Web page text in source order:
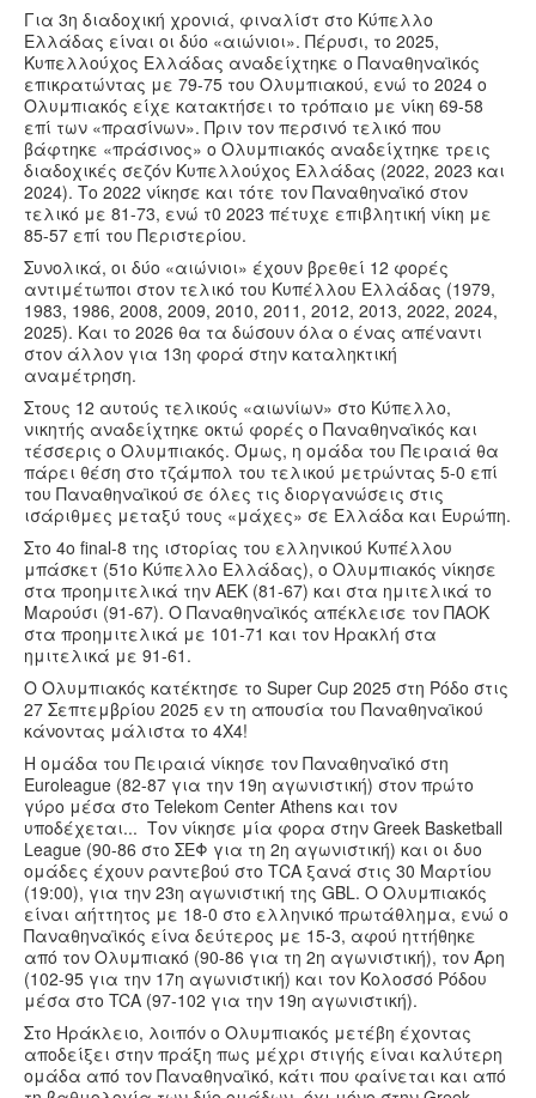
Για 3η διαδοχική χρονιά, φιναλίστ στο Κύπελλο
Ελλάδας είναι οι δύο «αιώνιοι». Πέρυσι, το 2025,
Κυπελλούχος Ελλάδας αναδείχτηκε ο Παναθηναϊκός
επικρατώντας με 79-75 του Ολυμπιακού, ενώ το 2024 ο
Ολυμπιακός είχε κατακτήσει το τρόπαιο με νίκη 69-58
επί των «πρασίνων». Πριν τον περσινό τελικό που
βάφτηκε «πράσινος» ο Ολυμπιακός αναδείχτηκε τρεις
διαδοχικές σεζόν Κυπελλούχος Ελλάδας (2022, 2023 και
2024). Το 2022 νίκησε και τότε τον Παναθηναϊκό στον
τελικό με 81-73, ενώ τ0 2023 πέτυχε επιβλητική νίκη με
85-57 επί του Περιστερίου.
Συνολικά, οι δύο «αιώνιοι» έχουν βρεθεί 12 φορές
αντιμέτωποι στον τελικό του Κυπέλλου Ελλάδας (1979,
1983, 1986, 2008, 2009, 2010, 2011, 2012, 2013, 2022, 2024,
2025). Και το 2026 θα τα δώσουν όλα ο ένας απέναντι
στον άλλον για 13η φορά στην καταληκτική
αναμέτρηση.
Στους 12 αυτούς τελικούς «αιωνίων» στο Κύπελλο,
νικητής αναδείχτηκε οκτώ φορές ο Παναθηναϊκός και
τέσσερις ο Ολυμπιακός. Όμως, η ομάδα του Πειραιά θα
πάρει θέση στο τζάμπολ του τελικού μετρώντας 5-0 επί
του Παναθηναϊκού σε όλες τις διοργανώσεις στις
ισάριθμες μεταξύ τους «μάχες» σε Ελλάδα και Ευρώπη.
Στο 4ο final-8 της ιστορίας του ελληνικού Κυπέλλου
μπάσκετ (51ο Κύπελλο Ελλάδας), ο Ολυμπιακός νίκησε
στα προημιτελικά την ΑΕΚ (81-67) και στα ημιτελικά το
Μαρούσι (91-67). Ο Παναθηναϊκός απέκλεισε τον ΠΑΟΚ
στα προημιτελικά με 101-71 και τον Ηρακλή στα
ημιτελικά με 91-61.
Ο Ολυμπιακός κατέκτησε το Super Cup 2025 στη Ρόδο στις
27 Σεπτεμβρίου 2025 εν τη απουσία του Παναθηναϊκού
κάνοντας μάλιστα το 4Χ4!
Η ομάδα του Πειραιά νίκησε τον Παναθηναϊκό στη
Euroleague (82-87 για την 19η αγωνιστική) στον πρώτο
γύρο μέσα στο Telekom Center Athens και τον
υποδέχεται... Τον νίκησε μία φορα στην Greek Basketball
League (90-86 στο ΣΕΦ για τη 2η αγωνιστική) και οι δυο
ομάδες έχουν ραντεβού στο ΤCA ξανά στις 30 Μαρτίου
(19:00), για την 23η αγωνιστική της GBL. Ο Ολυμπιακός
είναι αήττητος με 18-0 στο ελληνικό πρωτάθλημα, ενώ ο
Παναθηναϊκός είνα δεύτερος με 15-3, αφού ηττήθηκε
από τον Ολυμπιακό (90-86 για τη 2η αγωνιστική), τον Άρη
(102-95 για την 17η αγωνιστική) και τον Κολοσσό Ρόδου
μέσα στο TCA (97-102 για την 19η αγωνιστική).
Στο Ηράκλειο, λοιπόν ο Ολυμπιακός μετέβη έχοντας
αποδείξει στην πράξη πως μέχρι στιγής είναι καλύτερη
ομάδα από τον Παναθηναϊκό, κάτι που φαίνεται και από